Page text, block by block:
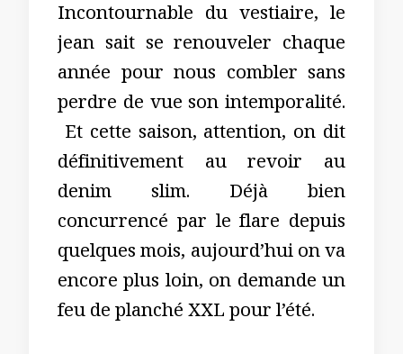
Incontournable du vestiaire, le
jean sait se renouveler chaque
année pour nous combler sans
perdre de vue son intemporalité.
Et cette saison, attention, on dit
définitivement au revoir au
denim slim. Déjà bien
concurrencé par le flare depuis
quelques mois, aujourd’hui on va
encore plus loin, on demande un
feu de planché XXL pour l’été.